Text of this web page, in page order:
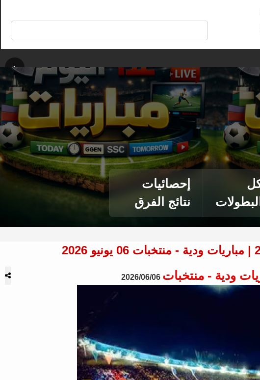
‹
البطولات
إحصائيات
نتائج الفرق
ودية - منتخبات 2026/06/06